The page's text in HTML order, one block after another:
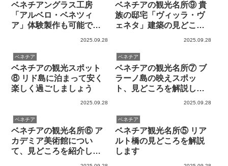
ベネチアングラス工房
「アルベロ・ベネツィ
ア」体験製作も可能です
2025.09.28
ベネチアの観光名所⑨ 貴
族の邸宅「ヴィッラ・ヴ
ェネタ」建築の見どころ
2025.09.28
ベネチア
ベネチアの観光スポット
⑧ リド島に泊まって安く
楽しく過ごしましょう
2025.09.28
ベネチア
ベネチアの観光名所⑦ ブ
ラーノ島の映えスポッ
ト、見どころを解説しま
2025.09.28
ベネチア
ベネチアの観光名所⑥ ア
カデミア美術館につい
て、見どころを紹介しま
ベネチア
ベネチア観光名所⑤ リア
ルト橋の見どころを解説
します